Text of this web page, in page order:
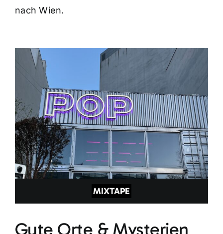
nach Wien.
MIXTAPE
Gute Orte & Mysterien